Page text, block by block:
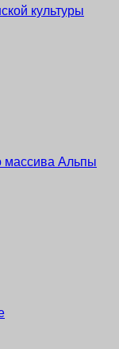
культуры
массива Альпы